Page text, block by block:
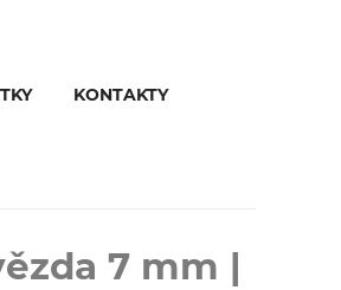
KONTAKTY
7 mm |